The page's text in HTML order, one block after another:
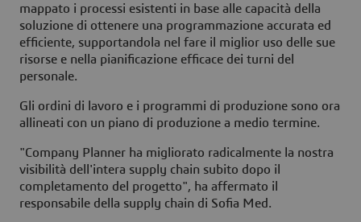
mappato i processi esistenti in base alle capacità della
soluzione di ottenere una programmazione accurata ed
efficiente, supportandola nel fare il miglior uso delle sue
risorse e nella pianificazione efficace dei turni del
personale.
Gli ordini di lavoro e i programmi di produzione sono ora
allineati con un piano di produzione a medio termine.
"Company Planner ha migliorato radicalmente la nostra
visibilità dell'intera supply chain subito dopo il
completamento del progetto", ha affermato il
responsabile della supply chain di Sofia Med.